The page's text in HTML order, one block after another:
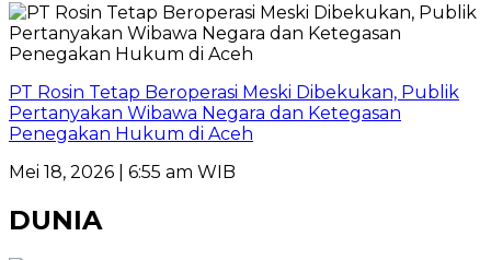
PT Rosin Tetap Beroperasi Meski Dibekukan, Publik
Pertanyakan Wibawa Negara dan Ketegasan
Penegakan Hukum di Aceh
Mei 18, 2026 | 6:55 am WIB
DUNIA